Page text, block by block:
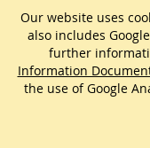
Our website uses
also includes
further
Information
the use of Google